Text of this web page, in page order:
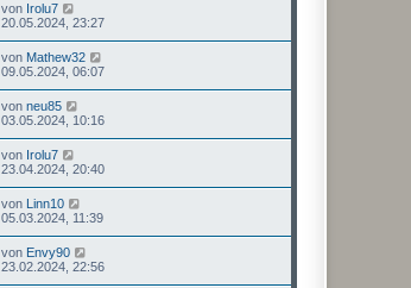
von Irolu7
20.05.2024, 23:27
von Mathew32
09.05.2024, 06:07
von neu85
03.05.2024, 10:16
von Irolu7
23.04.2024, 20:40
von Linn10
05.03.2024, 11:39
von Envy90
23.02.2024, 22:56